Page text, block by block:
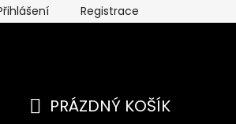
Registrace
PRÁZDNÝ KOŠÍK